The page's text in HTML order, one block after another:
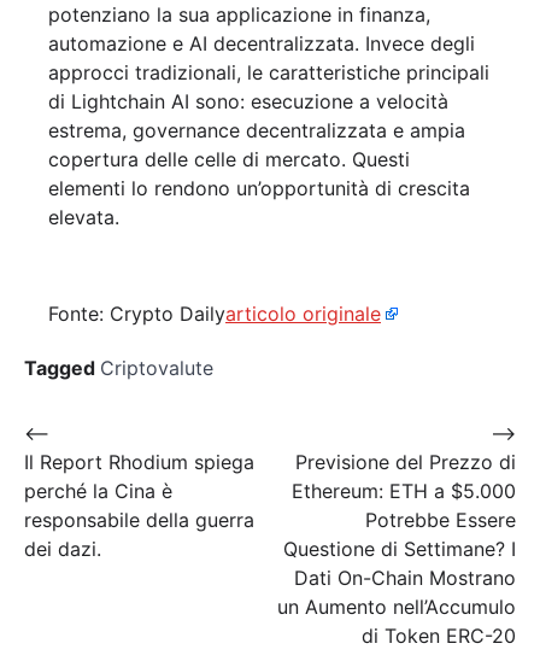
potenziano la sua applicazione in finanza,
automazione e AI decentralizzata. Invece degli
approcci tradizionali, le caratteristiche principali
di Lightchain AI sono: esecuzione a velocità
estrema, governance decentralizzata e ampia
copertura delle celle di mercato. Questi
elementi lo rendono un’opportunità di crescita
elevata.
Fonte: Crypto Dailyarticolo originale
Tagged Criptovalute
Navigazione
articoli
⟵
Il Report Rhodium spiega
perché la Cina è
responsabile della guerra
dei dazi.
Previsione del Prezzo di
Ethereum: ETH a $5.000
Potrebbe Essere
Questione di Settimane? I
Dati On-Chain Mostrano
un Aumento nell’Accumulo
di Token ERC-20
⟶